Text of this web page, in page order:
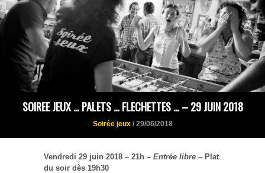
SOIREE JEUX … PALETS … FLECHETTES … – 29 JUIN 2018
Soirée jeux/ 29/06/2018
Vendredi 29 juin 2018 – 21h – Entrée libre – Plat
du soir dès 19h30